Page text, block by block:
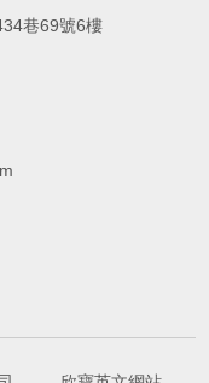
巷69號6樓